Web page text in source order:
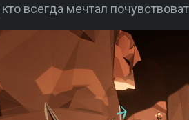
всегда мечтал